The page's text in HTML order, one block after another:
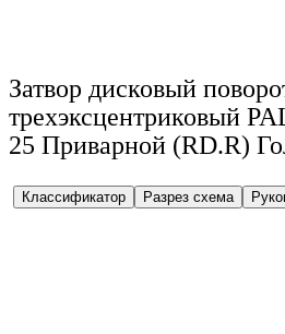
Затвор дисковый
трехэксцентриковый
25 Приварной (RD.R)
Классификатор Разрез схема